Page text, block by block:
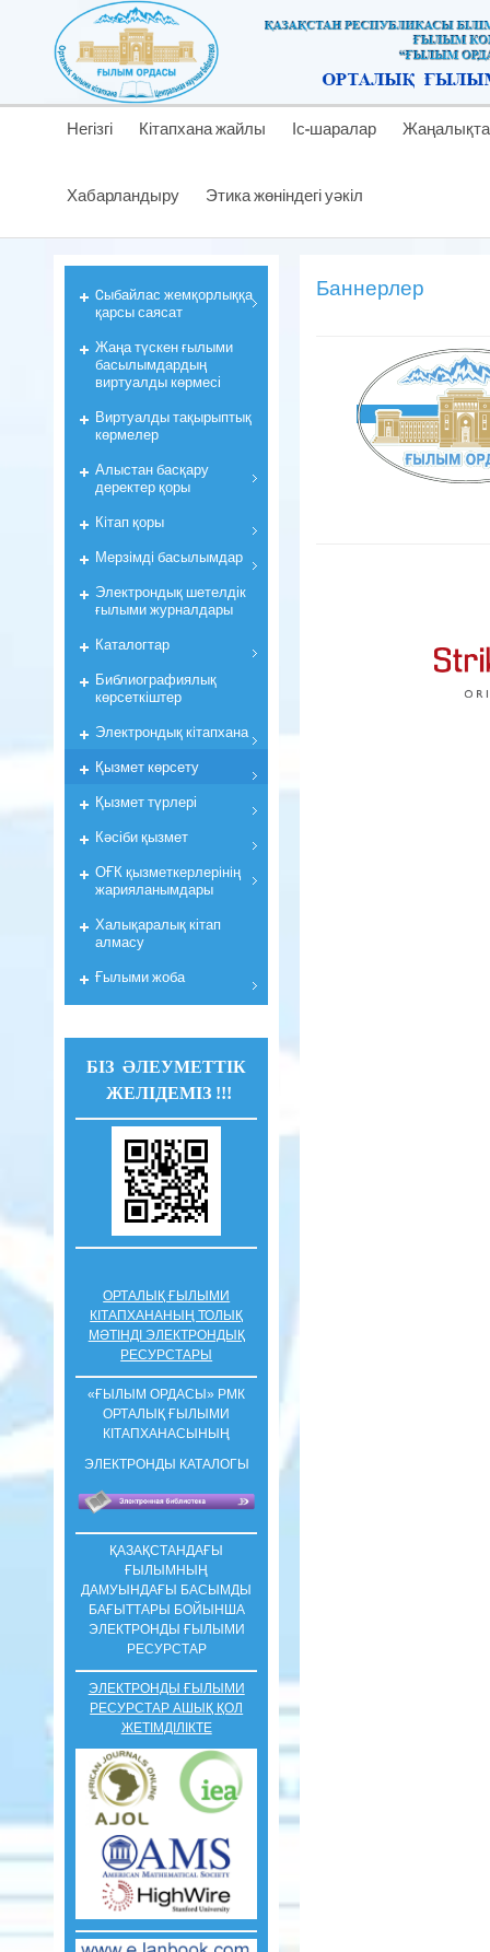
Негізгі Кітапхана жайлы Іс-шаралар
Хабарландыру Этика жөніндегі уәкіл
Баннерлер
Cыбайлас жемқорлыққа
қарсы саясат
Жаңа түскен ғылыми
басылымдардың
виртуалды көрмесі
Виртуалды тақырыптық
көрмелер
Алыстан басқару
деректер қоры
Кiтап қоры
Мерзiмдi басылымдар
Электрондық шетелдік
ғылыми журналдары
Каталогтар
Библиографиялық
көрсеткiштер
Электрондық кiтапхана
Қызмет көрсету
Қызмет түрлері
Кәсіби қызмет
ОҒК қызметкерлерiнiң
жарияланымдары
Халықаралық кітап
алмасу
Ғылыми жоба
БІЗ ӘЛЕУМЕТТІК
ЖЕЛІДЕМІЗ !!!
ОРТАЛЫҚ ҒЫЛЫМИ
КІТАПХАНАНЫҢ ТОЛЫҚ
МӘТІНДІ ЭЛЕКТРОНДЫҚ
РЕСУРСТАРЫ
«ҒЫЛЫМ ОРДАСЫ» РМК
ОРТАЛЫҚ ҒЫЛЫМИ
КIТАПХАНАСЫНЫҢ
ЭЛЕКТРОНДЫ КАТАЛОГЫ
ҚАЗАҚСТАНДАҒЫ
ҒЫЛЫМНЫҢ
ДАМУЫНДАҒЫ БАСЫМДЫ
БАҒЫТТАРЫ БОЙЫНША
ЭЛЕКТРОНДЫ ҒЫЛЫМИ
РЕСУРСТАР
ЭЛЕКТРОНДЫ ҒЫЛЫМИ
РЕСУРСТАР АШЫҚ ҚОЛ
ЖЕТІМДІЛІКТЕ